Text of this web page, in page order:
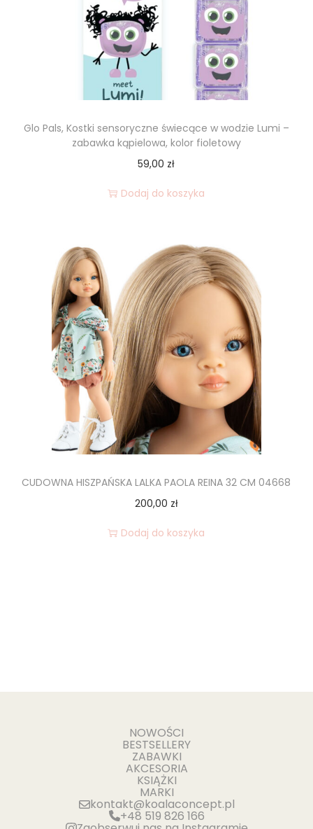
Glo Pals, Kostki sensoryczne świecące w wodzie Lumi –
zabawka kąpielowa, kolor fioletowy
59,00 zł
Dodaj do koszyka
CUDOWNA HISZPAŃSKA LALKA PAOLA REINA 32 CM 04668
200,00 zł
Dodaj do koszyka
kontakt@koalaconcept.pl
+48 519 826 166
NOWOŚCI
BESTSELLERY
ZABAWKI
AKCESORIA
KSIĄŻKI
MARKI